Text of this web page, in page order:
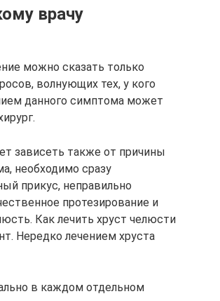
врачу
можно сказать только
волнующих тех, у кого
данного симптома может
зависеть также от причины
необходимо сразу
прикус, неправильно
протезирование и
Как лечить хруст челюсти
Нередко лечением хруста
в каждом отдельном